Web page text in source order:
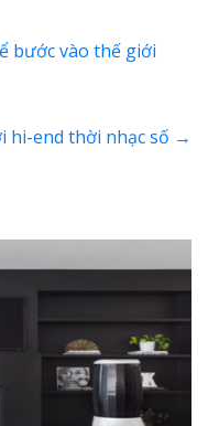
bước vào thế giới
hi-end thời nhạc số →